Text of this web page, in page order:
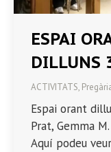
ESPAI
DILLUNS
ACTIVITATS,
Espai orant
Prat, Gemma
Aquí podeu